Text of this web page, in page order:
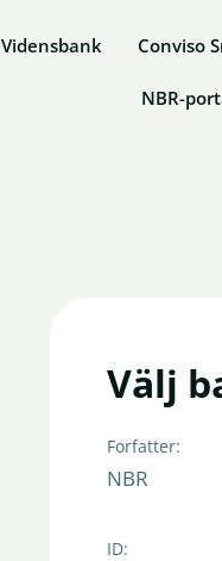
Vidensbank Conviso
NBR-
Välj
Forfatter:
NBR
ID: